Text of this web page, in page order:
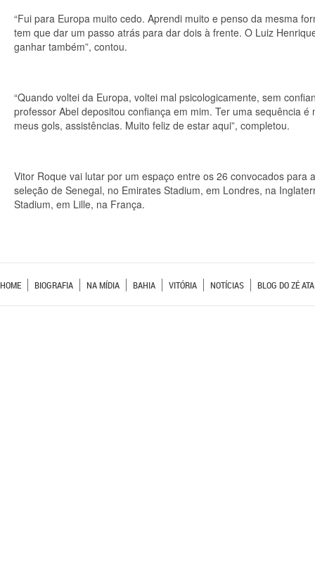
“Fui para Europa muito cedo. Aprendi muito e penso da mesma
tem que dar um passo atrás para dar dois à frente. O Luiz
ganhar também”, contou.
“Quando voltei da Europa, voltei mal psicologicamente, sem
professor Abel depositou confiança em mim. Ter uma sequência
meus gols, assistências. Muito feliz de estar aqui”, completou.
Vitor Roque vai lutar por um espaço entre os 26 convocados
seleção de Senegal, no Emirates Stadium, em Londres, na
Stadium, em Lille, na França.
HOME BIOGRAFIA NA MÍDIA BAHIA VITÓRIA NOTÍCIAS BLOG DO ZÉ